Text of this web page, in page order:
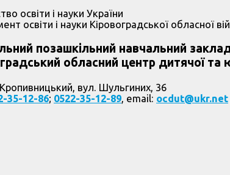
освіти і науки України
освіти і науки Кіровоградської обласної
позашкільний навчальний
обласний центр дитячої та
вул. Шульгиних, 36
35-12-86; 0522-35-12-89, email: ocdut@ukr.net